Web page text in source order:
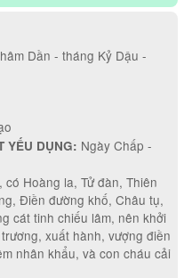
Dần - tháng Kỷ Dậu -
YẾU DỤNG: Ngày Chấp -
Hoàng la, Tử đàn, Thiên
Điền đường khố, Châu tụ,
cát tinh chiếu lâm, nên khởi
xuất hành, vượng điền
nhân khẩu, và con cháu cải